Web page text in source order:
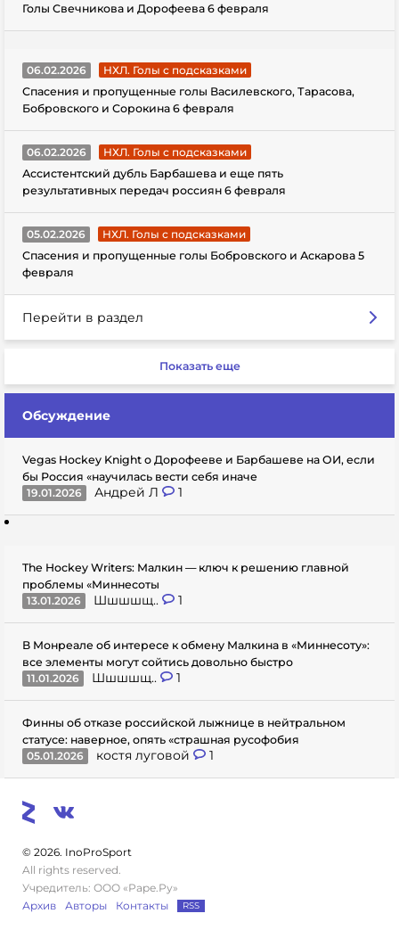
Голы Свечникова и Дорофеева 6 февраля
06.02.2026
НХЛ. Голы с подсказками
Спасения и пропущенные голы Василевского, Тарасова,
Бобровского и Сорокина 6 февраля
06.02.2026
НХЛ. Голы с подсказками
Ассистентский дубль Барбашева и еще пять
результативных передач россиян 6 февраля
05.02.2026
НХЛ. Голы с подсказками
Спасения и пропущенные голы Бобровского и Аскарова 5
февраля
Перейти в раздел
Показать еще
Обсуждение
Vegas Hockey Knight о Дорофееве и Барбашеве на ОИ, если
бы Россия «научилась вести себя иначе
19.01.2026
Андрей Л 1
The Hockey Writers: Малкин — ключ к решению главной
проблемы «Миннесоты
13.01.2026
Шшшшщ.. 1
В Монреале об интересе к обмену Малкина в «Миннесоту»:
все элементы могут сойтись довольно быстро
11.01.2026
Шшшшщ.. 1
Финны об отказе российской лыжнице в нейтральном
статусе: наверное, опять «страшная русофобия
05.01.2026
костя луговой 1
© 2026. InoProSport
All rights reserved.
Учредитель: ООО «Раре.Ру»
Архив
Авторы Контакты RSS